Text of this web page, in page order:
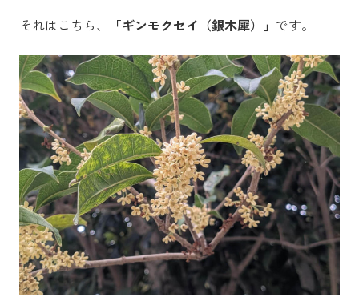
それはこちら、
「ギンモクセイ（銀木犀）」 です。